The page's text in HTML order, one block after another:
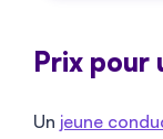
Prix pour
Un jeune